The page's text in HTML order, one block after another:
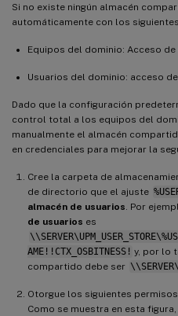
Si no existe ningún almacén
automáticamente con los
Equipos del dominio: Acceso
Usuarios del dominio: acceso
Dado que la configuración
control total a los equipos del
manualmente el almacén
en credenciales para mejorar la
Cree la carpeta de
de directorio que el ajuste
almacén de usuarios . Por
de usuarios es
AME!!CTX_OSBITNESS! y, por lo
compartido debe ser
Otorgue los siguientes
Como se muestra en esta